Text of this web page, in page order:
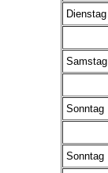
Dienstag
Samstag
Sonntag
Sonntag